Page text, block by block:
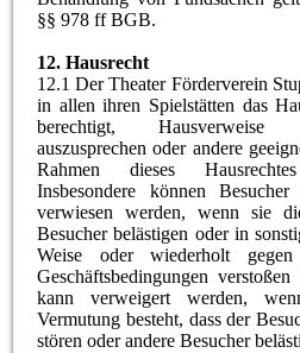
§§ 978 ff BGB.
12.Hausrecht
12.1 Der Theater Förderverein
in allen ihren Spielstätten das
berechtigt,
auszusprechen oder andere
Rahmen dieses
Insbesondere können
verwiesen werden, wenn sie
Besucher belästigen oder in
Weise oder wiederholt
Geschäftsbedingungen
kann verweigert werden,
Vermutung besteht, dass der
stören oder andere Besucher